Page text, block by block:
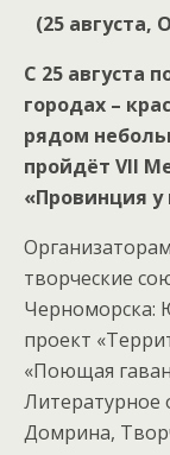
(25 августа,
С 25 августа
городах –
рядом
пройдёт VII
«Провинция у
творческие
Черноморска:
проект
«Поющая
Литературное
Домрина,